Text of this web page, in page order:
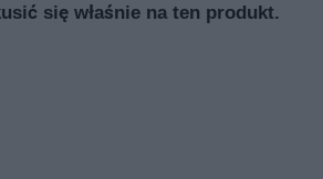
się właśnie na ten produkt.